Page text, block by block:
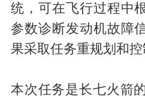
统，可在飞行过程中
参数诊断发动机故障
果采取任务重规划和控
本次任务是长七火箭